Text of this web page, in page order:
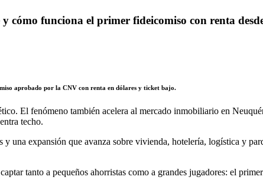
cómo funciona el primer fideicomiso con renta
aprobado por la CNV con renta en dólares y ticket bajo.
El fenómeno también acelera al mercado inmobiliario en
techo.
una expansión que avanza sobre vivienda, hotelería, logística y
tanto a pequeños ahorristas como a grandes jugadores: el